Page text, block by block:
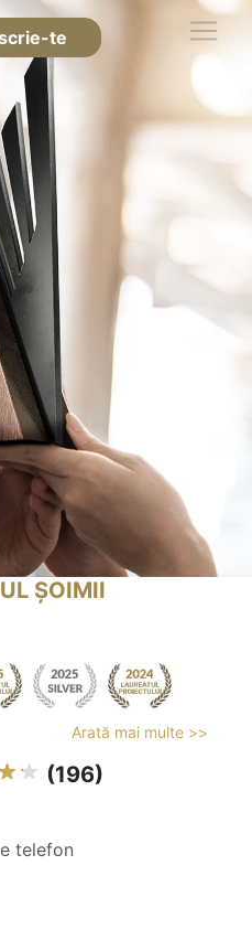
te
ȘOIMII
Arată mai multe >>
(196)
telefon